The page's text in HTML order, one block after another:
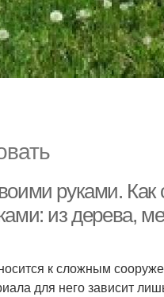
руками. Как
из дерева,
к сложным
для него зависит